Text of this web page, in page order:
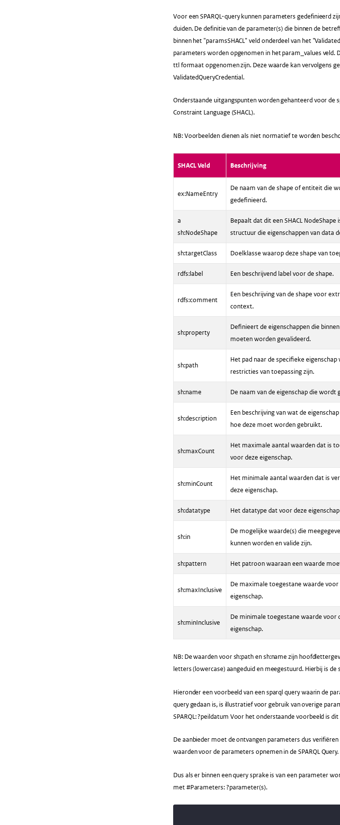
Voor een SPARQL-query kunnen parameters gedefinieerd
duiden. De definitie van de parameter(s) die binnen de
binnen het "paramsSHACL" veld onderdeel van het
parameters worden opgenomen in het param_values veld.
ttl formaat opgenomen zijn. Deze waarde kan vervolgens
ValidatedQueryCredential.
Onderstaande uitgangspunten worden gehanteerd voor de
Constraint Language (SHACL).
NB: Voorbeelden dienen als niet normatief te worden
SHACL Veld Beschrijving
ex:NameEntry
De naam van de shape of entiteit die
gedefinieerd.
a
sh:NodeShape
Bepaalt dat dit een SHACL NodeShape
structuur die eigenschappen van data
sh:targetClass Doelklasse waarop deze shape van
rdfs:label Een beschrijvend label voor de shape.
rdfs:comment
Een beschrijving van de shape voor
context.
sh:property
Definieert de eigenschappen die
moeten worden gevalideerd.
sh:path
Het pad naar de specifieke eigenschap
restricties van toepassing zijn.
sh:name De naam van de eigenschap die wordt
sh:description
Een beschrijving van wat de
hoe deze moet worden gebruikt.
sh:maxCount
Het maximale aantal waarden dat is
voor deze eigenschap.
sh:minCount
Het minimale aantal waarden dat is
deze eigenschap.
sh:datatype Het datatype dat voor deze
sh:in
De mogelijke waarde(s) die
kunnen worden en valide zijn.
sh:pattern Het patroon waaraan een waarde
sh:maxInclusive
De maximale toegestane waarde voor
eigenschap.
sh:minInclusive
De minimale toegestane waarde voor
eigenschap.
NB: De waarden voor sh:path en sh:name zijn
letters (lowercase) aangeduid en meegestuurd. Hierbij is
Hieronder een voorbeeld van een sparql query waarin de
query gedaan is, is illustratief voor gebruik van overige
SPARQL: ?peildatum Voor het onderstaande voorbeeld is
De aanbieder moet de ontvangen parameters dus
waarden voor de parameters opnemen in de SPARQL Query.
Dus als er binnen een query sprake is van een parameter
met #Parameters: ?parameter(s).